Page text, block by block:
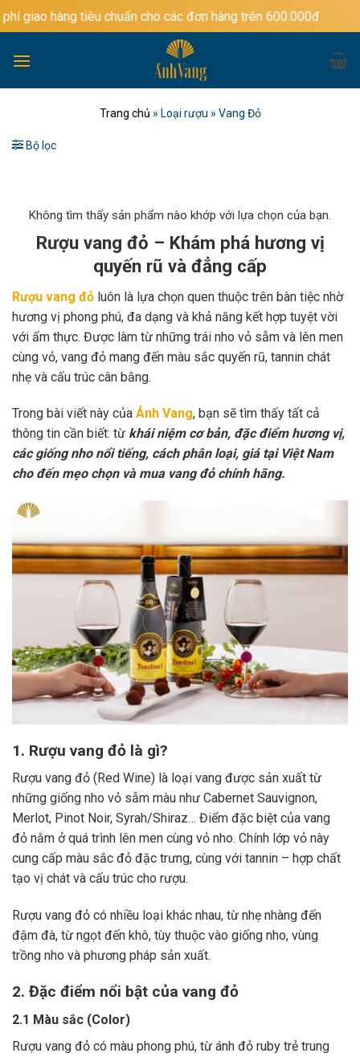
Bỏ
qua
dung
tiêu chuẩn cho các đơn hàng trên 600.000đ
Trang chủ » Loại rượu » Vang Đỏ
Bộ lọc
Không tìm thấy sản phẩm nào khớp với lựa chọn của bạn.
Rượu vang đỏ – Khám phá hương vị
quyến rũ và đẳng cấp
Rượu vang đỏ luôn là lựa chọn quen thuộc trên bàn tiệc nhờ
hương vị phong phú, đa dạng và khả năng kết hợp tuyệt vời
với ẩm thực. Được làm từ những trái nho vỏ sẫm và lên men
cùng vỏ, vang đỏ mang đến màu sắc quyến rũ, tannin chát
nhẹ và cấu trúc cân bằng.
Trong bài viết này của Ánh Vang, bạn sẽ tìm thấy tất cả
thông tin cần biết: từ khái niệm cơ bản, đặc điểm hương vị,
các giống nho nổi tiếng, cách phân loại, giá tại Việt Nam
cho đến mẹo chọn và mua vang đỏ chính hãng.
1. Rượu vang đỏ là gì?
Rượu vang đỏ (Red Wine) là loại vang được sản xuất từ
những giống nho vỏ sẫm màu như Cabernet Sauvignon,
Merlot, Pinot Noir, Syrah/Shiraz… Điểm đặc biệt của vang
đỏ nằm ở quá trình lên men cùng vỏ nho. Chính lớp vỏ này
cung cấp màu sắc đỏ đặc trưng, cùng với tannin – hợp chất
tạo vị chát và cấu trúc cho rượu.
Rượu vang đỏ có nhiều loại khác nhau, từ nhẹ nhàng đến
đậm đà, từ ngọt đến khô, tùy thuộc vào giống nho, vùng
trồng nho và phương pháp sản xuất.
2. Đặc điểm nổi bật của vang đỏ
2.1 Màu sắc (Color)
Rượu vang đỏ có màu phong phú, từ ánh đỏ ruby trẻ trung